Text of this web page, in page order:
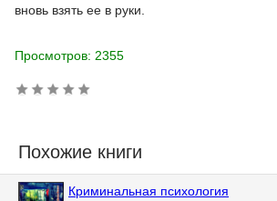
вновь взять ее в руки.
Просмотров: 2355
Похожие книги
Криминальная психология